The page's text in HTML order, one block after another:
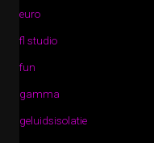
euro
fl studio
fun
gamma
geluidsisolatie